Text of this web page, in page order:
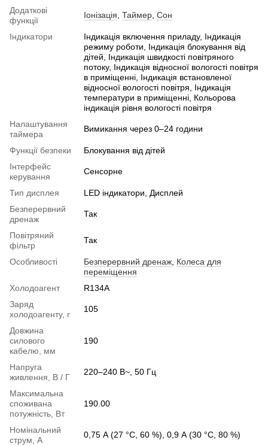
Додаткові
функції
Іонізація, Таймер, Сон
Індикатори
Індикація включення приладу, Індикація
режиму роботи, Індикація блокування від
дітей, Індикація швидкості повітряного
потоку, Індикація відносної вологості повітря
в приміщенні, Індикація встановленої
відносної вологості повітря, Індикація
температури в приміщенні, Кольорова
індикація рівня вологості повітря
Налаштування
таймера
Вимикання через 0–24 години
Функції безпеки
Блокування від дітей
Інтерфейс
керування
Сенсорне
Тип дисплея
LED індикатори, Дисплей
Безперервний
дренаж
Так
Повітряний
фільтр
Так
Особливості Безперервний дренаж, Колеса для
переміщення
Холодоагент
R134A
Заряд
холодоагенту, г
105
Довжина
силового
кабелю, мм
190
Напруга
живлення, В / Г
220–240 В~, 50 Гц
Максимальна
споживана
потужність, Вт
190.00
Номінальний
струм, А
0,75 А (27 °C, 60 %), 0,9 А (30 °C, 80 %)